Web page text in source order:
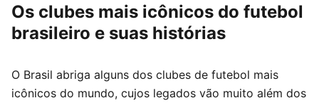
Os clubes mais icônicos do futebol
brasileiro e suas histórias
O Brasil abriga alguns dos clubes de futebol mais
icônicos do mundo, cujos legados vão muito além dos